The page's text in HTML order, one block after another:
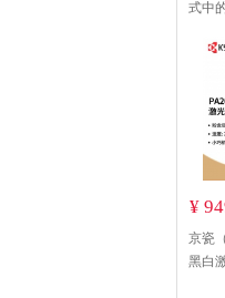
式中
¥
京瓷
黑白